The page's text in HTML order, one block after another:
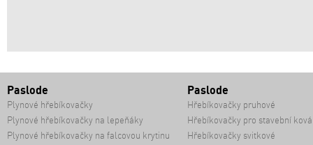
Paslode
Plynové hřebíkovačky
Plynové hřebíkovačky na lepeňáky
Plynové hřebíkovačky na falcovou krytinu
Paslode
Hřebíkovačky pruhové
Hřebíkovačky pro stavební
Hřebíkovačky svitkové